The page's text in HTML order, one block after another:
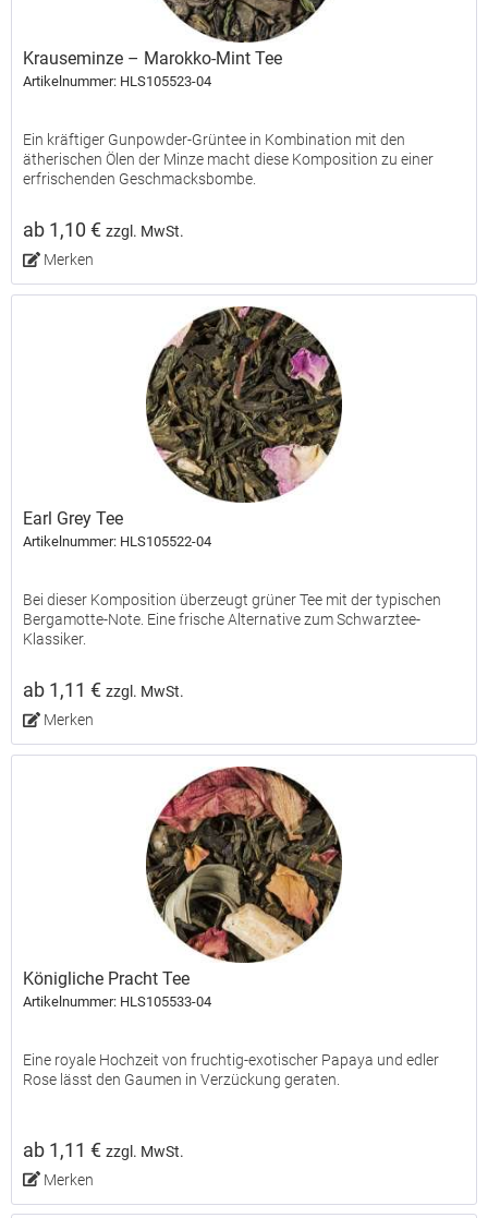
Krauseminze – Marokko-Mint Tee
Artikelnummer: HLS105523-04
Ein kräftiger Gunpowder-Grüntee in Kombination mit den
ätherischen Ölen der Minze macht diese Komposition zu einer
erfrischenden Geschmacksbombe.
ab 1,10 €zzgl. MwSt.
Merken
Earl Grey Tee
Artikelnummer: HLS105522-04
Bei dieser Komposition überzeugt grüner Tee mit der typischen
Bergamotte-Note. Eine frische Alternative zum Schwarztee-
Klassiker.
ab 1,11 €zzgl. MwSt.
Merken
Königliche Pracht Tee
Artikelnummer: HLS105533-04
Eine royale Hochzeit von fruchtig-exotischer Papaya und edler
Rose lässt den Gaumen in Verzückung geraten.
ab 1,11 €zzgl. MwSt.
Merken